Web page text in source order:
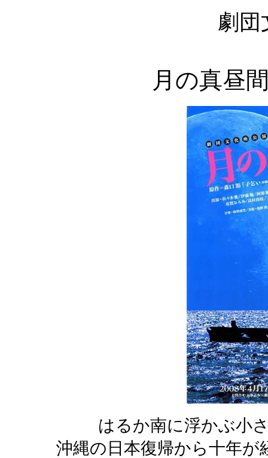
劇団
月の真昼
はるか南に浮かぶ小
沖縄の日本復帰から十年が